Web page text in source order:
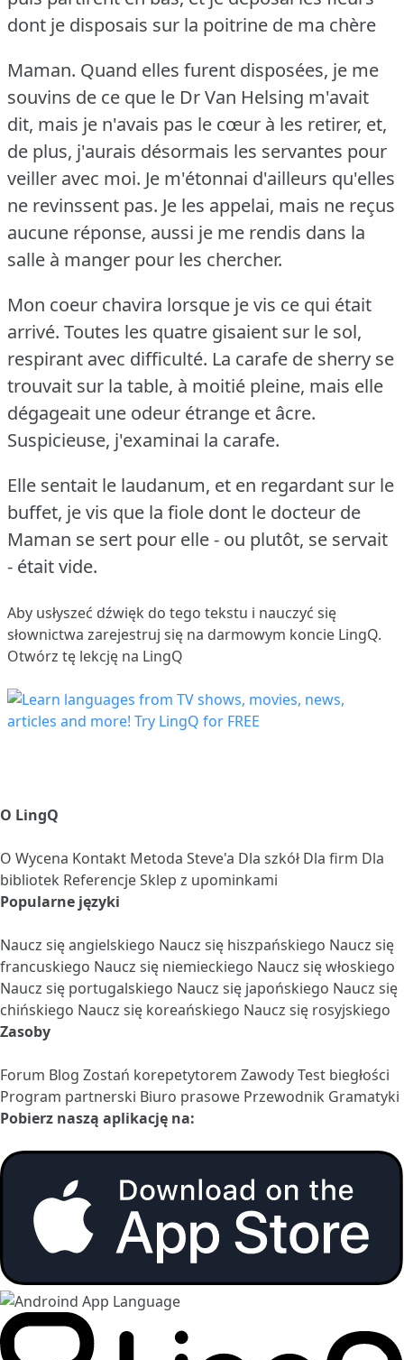
dont je disposais sur la poitrine de ma chère
Maman. Quand elles furent disposées, je me
souvins de ce que le Dr Van Helsing m'avait
dit, mais je n'avais pas le cœur à les retirer, et,
de plus, j'aurais désormais les servantes pour
veiller avec moi. Je m'étonnai d'ailleurs qu'elles
ne revinssent pas. Je les appelai, mais ne reçus
aucune réponse, aussi je me rendis dans la
salle à manger pour les chercher.
Mon coeur chavira lorsque je vis ce qui était
arrivé. Toutes les quatre gisaient sur le sol,
respirant avec difficulté. La carafe de sherry se
trouvait sur la table, à moitié pleine, mais elle
dégageait une odeur étrange et âcre.
Suspicieuse, j'examinai la carafe.
Elle sentait le laudanum, et en regardant sur le
buffet, je vis que la fiole dont le docteur de
Maman se sert pour elle - ou plutôt, se servait
- était vide.
Aby usłyszeć dźwięk do tego tekstu i nauczyć się
słownictwa zarejestruj się na darmowym koncie LingQ.
Otwórz tę lekcję na LingQ
O LingQ
O Wycena Kontakt Metoda Steve'a Dla szkół Dla firm Dla
bibliotek ReferencjeSklep z upominkami
Popularne języki
Naucz się angielskiego Naucz się hiszpańskiego Naucz się
francuskiego Naucz się niemieckiego Naucz się włoskiego
Naucz się portugalskiego Naucz się japońskiego Naucz się
chińskiego Naucz się koreańskiego Naucz się rosyjskiego
Zasoby
Forum Blog Zostań korepetytorem ZawodyTest biegłości
Program partnerski Biuro prasowe Przewodnik Gramatyki
Pobierz naszą aplikację na: